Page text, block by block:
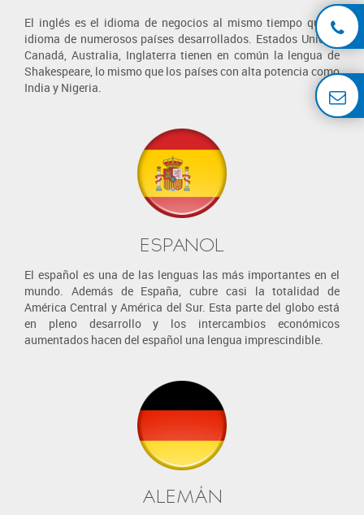
El inglés es el idioma de negocios al mismo tiempo que el
idioma de numerosos países desarrollados. Estados Unidos,
Canadá, Australia, Inglaterra tienen en común la lengua de
Shakespeare, lo mismo que los países con alta potencia como
India y Nigeria.
ESPANOL
El español es una de las lenguas las más importantes en el
mundo. Además de España, cubre casi la totalidad de
América Central y América del Sur. Esta parte del globo está
en pleno desarrollo y los intercambios económicos
aumentados hacen del español una lengua imprescindible.
ALEMÁN